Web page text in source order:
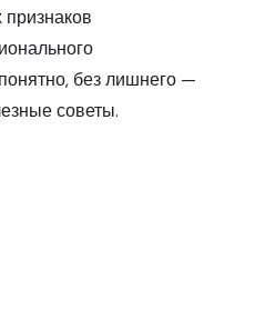
без лишнего —
советы.